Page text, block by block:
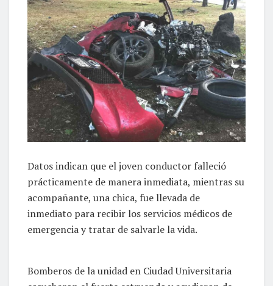
Datos indican que el joven conductor falleció
prácticamente de manera inmediata, mientras su
acompañante, una chica, fue llevada de
inmediato para recibir los servicios médicos de
emergencia y tratar de salvarle la vida.
Bomberos de la unidad en Ciudad Universitaria